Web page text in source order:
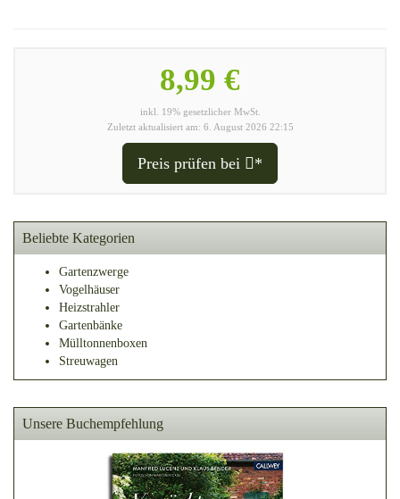
8,99 €
inkl. 19% gesetzlicher MwSt.
Zuletzt aktualisiert am: 6. August 2026 22:15
Preis prüfen bei *
Beliebte Kategorien
Gartenzwerge
Vogelhäuser
Heizstrahler
Gartenbänke
Mülltonnenboxen
Streuwagen
Unsere Buchempfehlung